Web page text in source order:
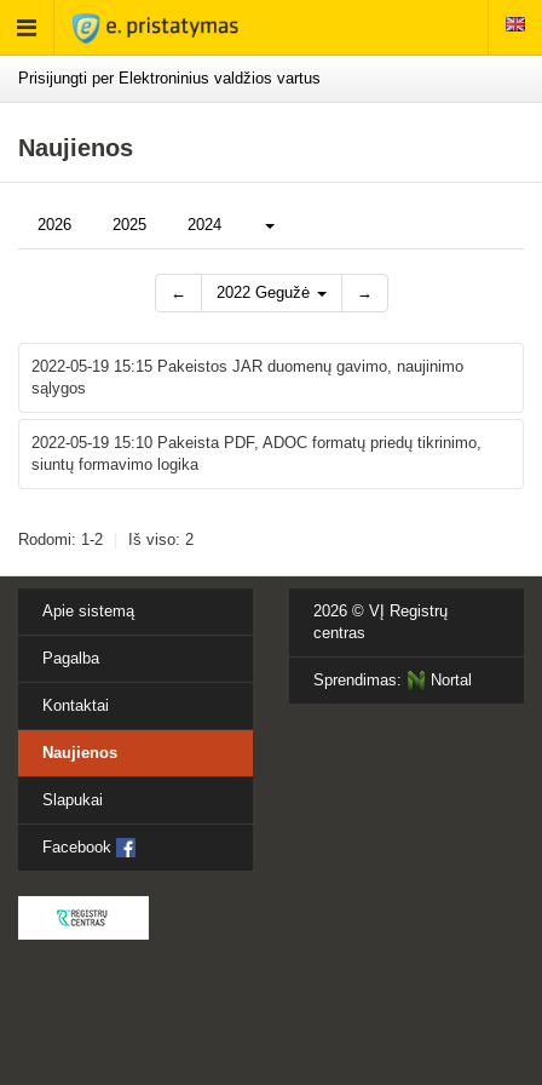
Rodyti
meniu
Prisijungti per Elektroninius valdžios vartus
Naujienos
2026 2025 2024 Daugiau...
← 2022 Gegužė →
2022-05-19 15:15 Pakeistos JAR duomenų gavimo, naujinimo
sąlygos
2022-05-19 15:10 Pakeista PDF, ADOC formatų priedų tikrinimo,
siuntų formavimo logika
Rodomi: 1-2 Iš viso: 2
Apie sistemą
Pagalba
Kontaktai
Naujienos
Slapukai
Facebook
2026 © VĮ Registrų
centras
Sprendimas: Nortal